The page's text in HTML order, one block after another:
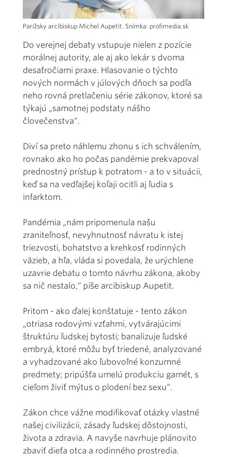
Parížsky arcibiskup Michel Aupetit. Snímka: profimedia.sk
Do verejnej debaty vstupuje nielen z pozície
morálnej autority, ale aj ako lekár s dvoma
desaťročiami praxe. Hlasovanie o týchto
nových normách v júlových dňoch sa podľa
neho rovná pretlačeniu série zákonov, ktoré sa
týkajú „samotnej podstaty nášho
človečenstva“.
Diví sa preto náhlemu zhonu s ich schválením,
rovnako ako ho počas pandémie prekvapoval
prednostný prístup k potratom - a to v situácii,
keď sa na vedľajšej koľaji ocitli aj ľudia s
infarktom.
Pandémia „nám pripomenula našu
zraniteľnosť, nevyhnutnosť návratu k istej
triezvosti, bohatstvo a krehkosť rodinných
väzieb, a hľa, vláda si povedala, že urýchlene
uzavrie debatu o tomto návrhu zákona, akoby
sa nič nestalo,“ píše arcibiskup Aupetit.
Pritom - ako ďalej konštatuje - tento zákon
„otriasa rodovými vzťahmi, vytvárajúcimi
štruktúru ľudskej bytosti; banalizuje ľudské
embryá, ktoré môžu byť triedené, analyzované
a vyhadzované ako ľubovoľné konzumné
predmety; pripúšťa umelú produkciu gamét, s
cieľom živiť mýtus o plodení bez sexu“.
Zákon chce vážne modifikovať otázky vlastné
našej civilizácii, zásady ľudskej dôstojnosti,
života a zdravia. A navyše navrhuje plánovito
zbaviť dieťa otca a rodinného prostredia.